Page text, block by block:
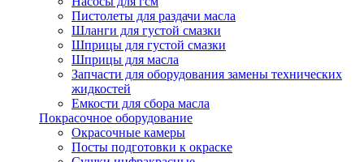
Пистолеты для раздачи масла
Шланги для густой смазки
Шприцы для густой смазки
Шприцы для масла
Запчасти для оборудования замены технических
жидкостей
Емкости для сбора масла
Покрасочное оборудование
Окрасочные камеры
Посты подготовки к окраске